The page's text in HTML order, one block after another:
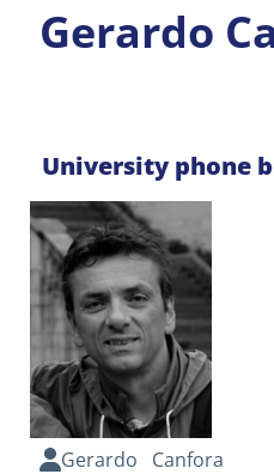
Gerardo
University phone
Gerardo Canfora